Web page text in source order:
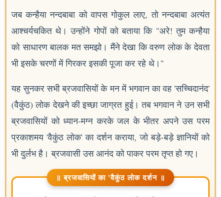
जब कन्हैया नन्दबाबा को वापस गोकुल लाए, तो नन्दबाबा अत्यंत
आश्चर्यचकित थे। उन्होंने गोपों को बताया कि "अरे! तुम कन्हैया
को साधारण बालक मत समझो। मैंने देखा कि वरुण लोक के देवता
भी इसके चरणों में गिरकर इसकी पूजा कर रहे थे।"
यह सुनकर सभी ब्रजवासियों के मन में भगवान का वह 'सच्चिदानंद'
(वैकुंठ) लोक देखने की इच्छा जाग्रत हुई। तब भगवान ने उन सभी
ब्रजवासियों को ध्यान-मग्न करके जल के भीतर अपने उस परम
प्रकाशमय 'वैकुंठ लोक' का दर्शन कराया, जो बड़े-बड़े ज्ञानियों को
भी दुर्लभ है। ब्रजवासी उस आनंद को पाकर परम तृप्त हो गए।
॥ ब्रजवासियों का 'वैकुंठ लोक दर्शन ॥